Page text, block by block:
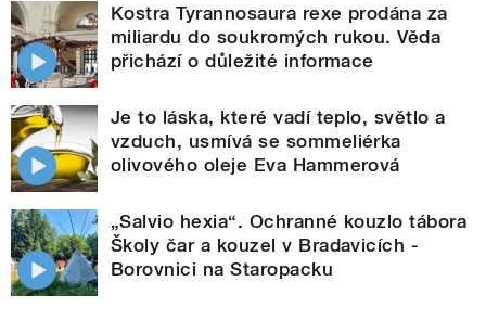
Kostra Tyrannosaura rexe prodána za
miliardu do soukromých rukou. Věda
přichází o důležité informace
Je to láska, které vadí teplo, světlo a
vzduch, usmívá se sommeliérka
olivového oleje Eva Hammerová
„Salvio hexia“. Ochranné kouzlo tábora
Školy čar a kouzel v Bradavicích -
Borovnici na Staropacku